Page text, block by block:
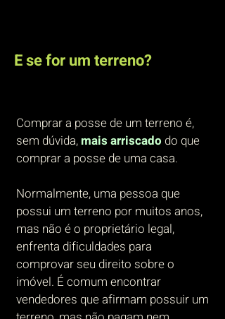
E se for um terreno?
Comprar a posse de um terreno é,
sem dúvida, mais arriscado do que
comprar a posse de uma casa.
Normalmente, uma pessoa que
possui um terreno por muitos anos,
mas não é o proprietário legal,
enfrenta dificuldades para
comprovar seu direito sobre o
imóvel. É comum encontrar
vendedores que afirmam possuir um